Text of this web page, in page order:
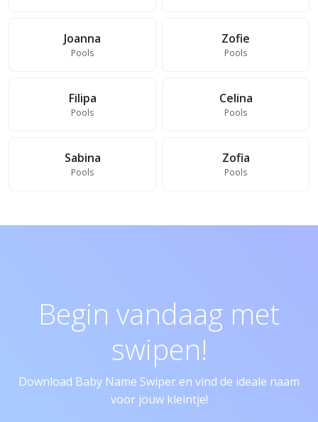
Joanna
Pools
Zofie
Pools
Filipa
Pools
Celina
Pools
Sabina
Pools
Zofia
Pools
Begin vandaag met
swipen!
Download Baby Name Swiper en vind de ideale naam
voor jouw kleintje!